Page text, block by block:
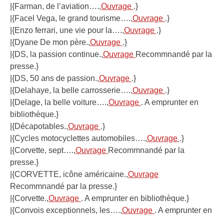
|{Farman, de l’aviation….,Ouvrage .}
|{Facel Vega, le grand tourisme….,Ouvrage .}
|{Enzo ferrari, une vie pour la….,Ouvrage .}
|{Dyane De mon père.,Ouvrage .}
|{DS, la passion continue.,Ouvrage Recommnandé par la
presse.}
|{DS, 50 ans de passion.,Ouvrage .}
|{Delahaye, la belle carrosserie….,Ouvrage .}
|{Delage, la belle voiture….,Ouvrage . A emprunter en
bibliothèque.}
|{Décapotables.,Ouvrage .}
|{Cycles motocyclettes automobiles….,Ouvrage .}
|{Corvette, sept….,Ouvrage Recommnandé par la
presse.}
|{CORVETTE, icône américaine.,Ouvrage
Recommnandé par la presse.}
|{Corvette.,Ouvrage . A emprunter en bibliothèque.}
|{Convois exceptionnels, les….,Ouvrage . A emprunter en